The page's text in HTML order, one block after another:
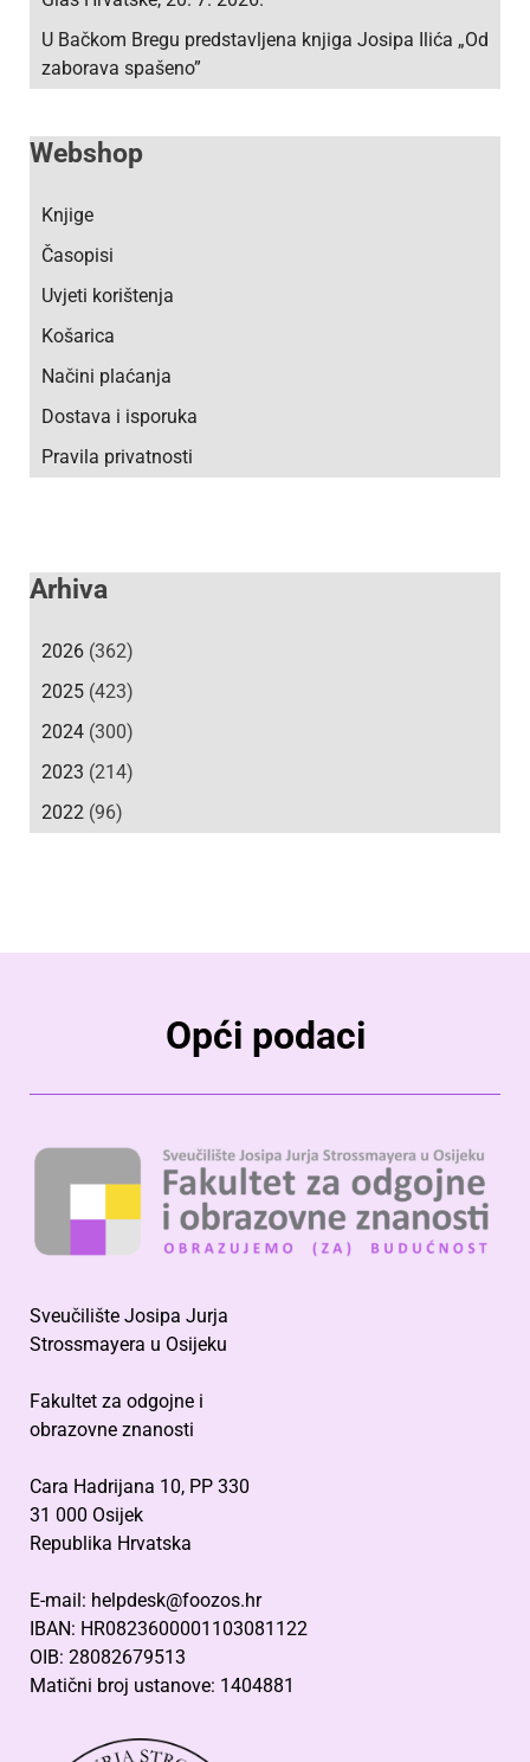
U Bačkom Bregu predstavljena knjiga Josipa Ilića „Od
zaborava spašeno”
Webshop
Knjige
Časopisi
Uvjeti korištenja
Košarica
Načini plaćanja
Dostava i isporuka
Pravila privatnosti
Arhiva
2026 (362)
2025 (423)
2024 (300)
2023 (214)
2022 (96)
Opći podaci
Sveučilište Josipa Jurja
Strossmayera u Osijeku
Fakultet za odgojne i
obrazovne znanosti
Cara Hadrijana 10, PP 330
31 000 Osijek
Republika Hrvatska
E-mail: helpdesk@foozos.hr
IBAN: HR0823600001103081122
OIB: 28082679513
Matični broj ustanove: 1404881